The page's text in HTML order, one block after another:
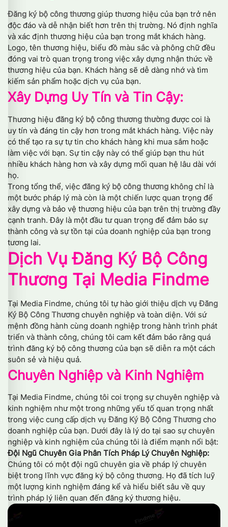
Đăng ký bộ công thương giúp thương hiệu của bạn trở nên
độc đáo và dễ nhận biết hơn trên thị trường. Nó định nghĩa
và xác định thương hiệu của bạn trong mắt khách hàng.
Logo, tên thương hiệu, biểu đồ màu sắc và phông chữ đều
đóng vai trò quan trọng trong việc xây dựng nhận thức về
thương hiệu của bạn. Khách hàng sẽ dễ dàng nhớ và tìm
kiếm sản phẩm hoặc dịch vụ của bạn.
Xây Dựng Uy Tín và Tin Cậy:
Thương hiệu đăng ký bộ công thương thường được coi là
uy tín và đáng tin cậy hơn trong mắt khách hàng. Việc này
có thể tạo ra sự tự tin cho khách hàng khi mua sắm hoặc
làm việc với bạn. Sự tin cậy này có thể giúp bạn thu hút
nhiều khách hàng hơn và xây dựng mối quan hệ lâu dài với
họ.
Trong tổng thể, việc đăng ký bộ công thương không chỉ là
một bước pháp lý mà còn là một chiến lược quan trọng để
xây dựng và bảo vệ thương hiệu của bạn trên thị trường đầy
cạnh tranh. Đây là một đầu tư quan trọng để đảm bảo sự
thành công và sự tồn tại của doanh nghiệp của bạn trong
tương lai.
Dịch Vụ Đăng Ký Bộ Công
Thương Tại Media Findme
Tại Media Findme, chúng tôi tự hào giới thiệu dịch vụ Đăng
Ký Bộ Công Thương chuyên nghiệp và toàn diện. Với sứ
mệnh đồng hành cùng doanh nghiệp trong hành trình phát
triển và thành công, chúng tôi cam kết đảm bảo rằng quá
trình đăng ký bộ công thương của bạn sẽ diễn ra một cách
suôn sẻ và hiệu quả.
Chuyên Nghiệp và Kinh Nghiệm
Tại Media Findme, chúng tôi coi trọng sự chuyên nghiệp và
kinh nghiệm như một trong những yếu tố quan trọng nhất
trong việc cung cấp dịch vụĐăng Ký Bộ Công Thương cho
doanh nghiệp của bạn. Dưới đây là lý do tại sao sự chuyên
nghiệp và kinh nghiệm của chúng tôi là điểm mạnh nổi bật:
Đội Ngũ Chuyên Gia Phân Tích Pháp Lý Chuyên Nghiệp:
Chúng tôi có một đội ngũ chuyên gia về pháp lý chuyên
biệt trong lĩnh vực đăng ký bộ công thương. Họ đã tích luỹ
một lượng kinh nghiệm đáng kể và hiểu biết sâu về quy
trình pháp lý liên quan đến đăng ký thương hiệu.